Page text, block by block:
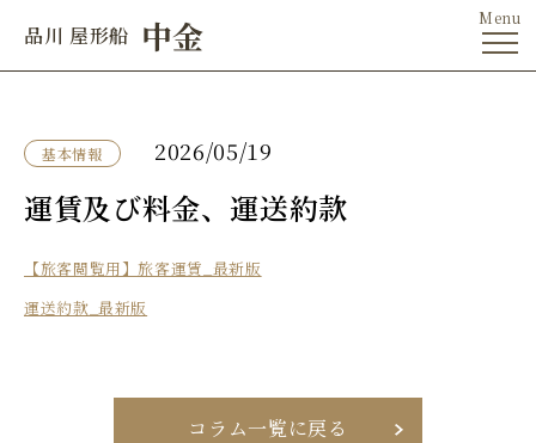
品川 屋形船 中金
基本情報 2026/05/19
運賃及び料金、運送約款
【旅客閲覧用】旅客運賃_最新版
運送約款_最新版
コラム一覧に戻る